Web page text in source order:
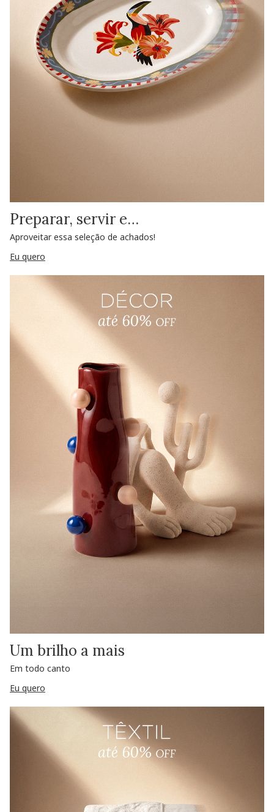
Preparar, servir e…
Aproveitar essa seleção de achados!
Eu quero
Um brilho a mais
Em todo canto
Eu quero